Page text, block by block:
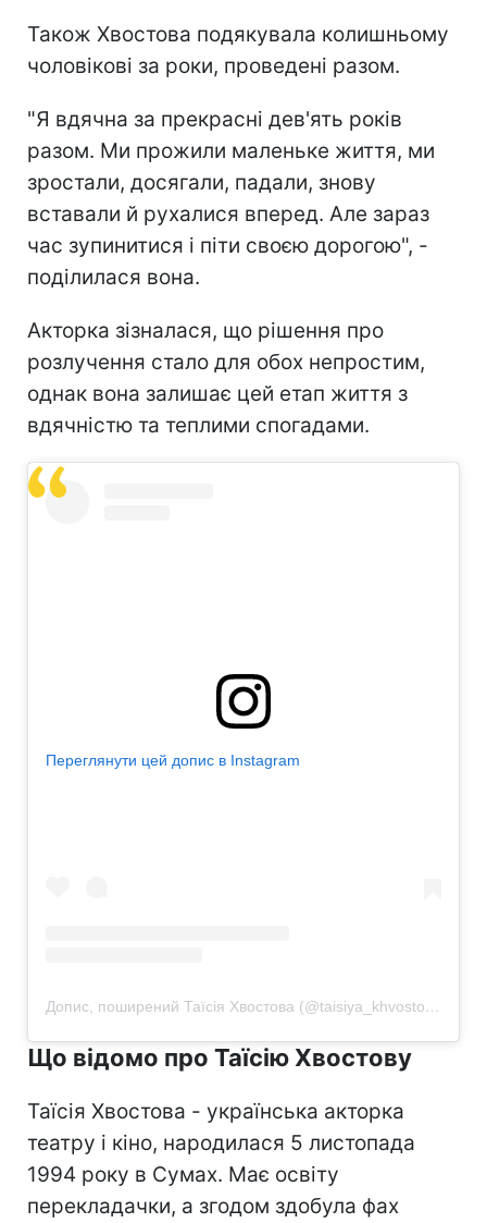
Також Хвостова подякувала колишньому
чоловікові за роки, проведені разом.
"Я вдячна за прекрасні дев'ять років
разом. Ми прожили маленьке життя, ми
зростали, досягали, падали, знову
вставали й рухалися вперед. Але зараз
час зупинитися і піти своєю дорогою", -
поділилася вона.
Акторка зізналася, що рішення про
розлучення стало для обох непростим,
однак вона залишає цей етап життя з
вдячністю та теплими спогадами.
Переглянути цей допис в Instagram
Допис, поширений Таїсія Хвостова (@taisiya_khvostova)
Що відомо про Таїсію Хвостову
Таїсія Хвостова - українська акторка
театру і кіно, народилася 5 листопада
1994 року в Сумах. Має освіту
перекладачки, а згодом здобула фах